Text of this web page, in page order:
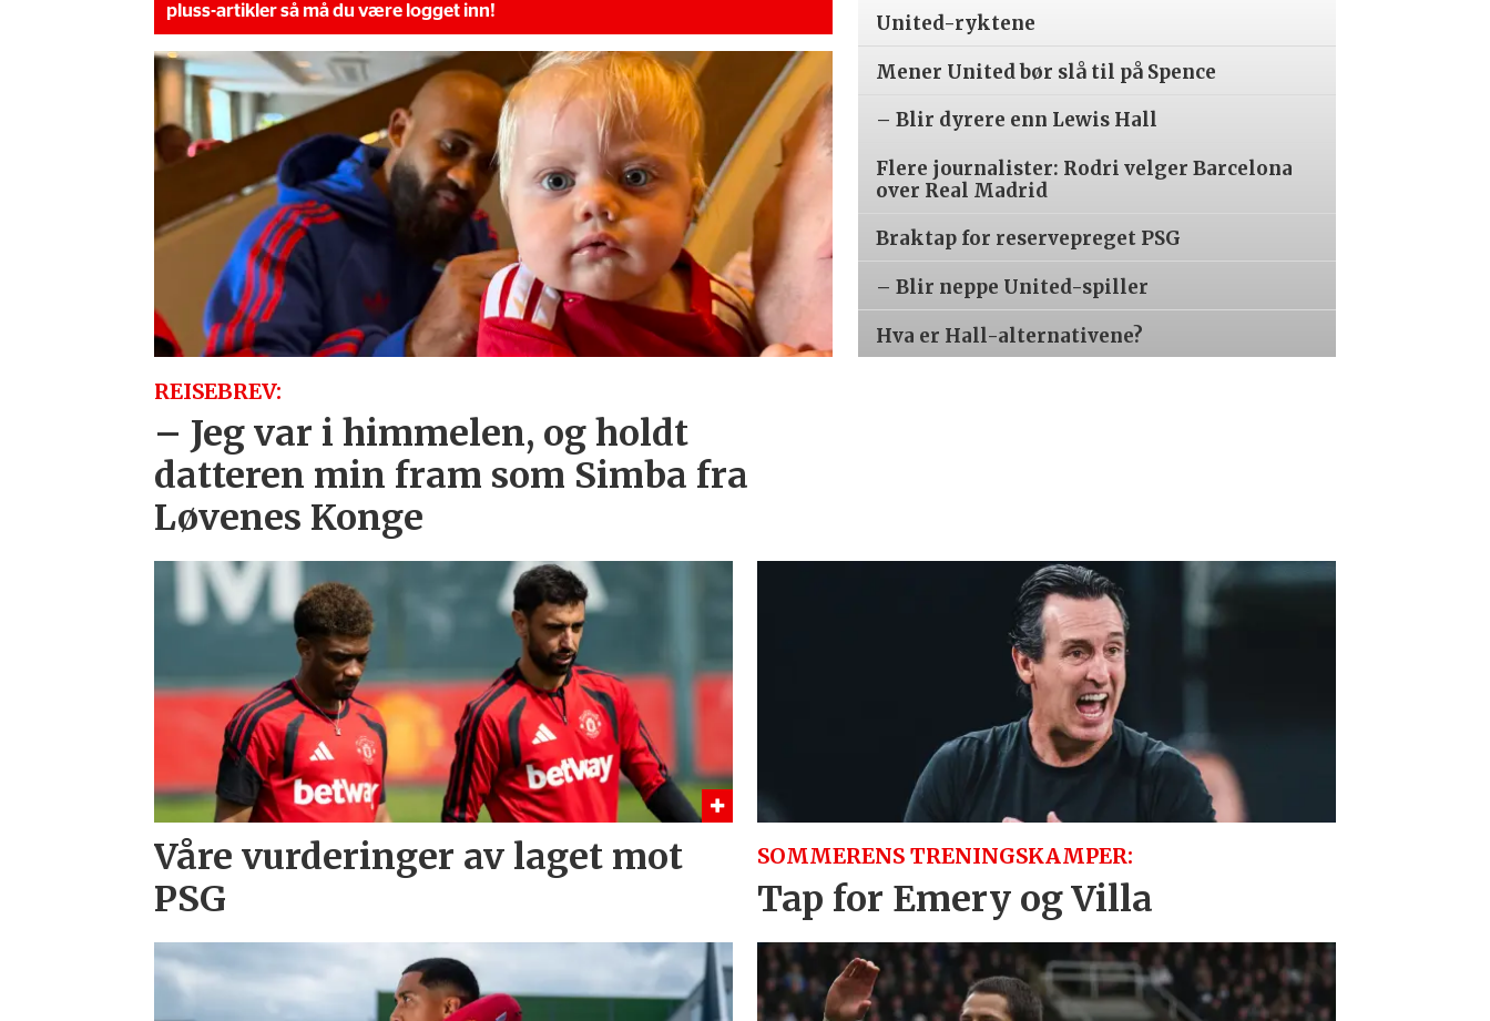
pluss-artikler så må du være logget inn!
REISEBREV:
– Jeg var i himmelen, og holdt
datteren min fram som Simba fra
Løvenes Konge
United-ryktene
Mener United bør slå til på Spence
– Blir dyrere enn Lewis Hall
Flere journalister: Rodri velger Barcelona
over Real Madrid
Braktap for reservepreget PSG
– Blir neppe United-spiller
Hva er Hall-alternativene?
Våre vurderinger av laget mot
PSG
SOMMERENS TRENINGSKAMPER:
Tap for Emery og Villa